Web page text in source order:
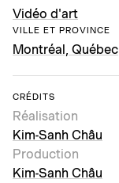
Vidéo d'art
VILLE ET PROVINCE
Montréal, Québec
CRÉDITS
Réalisation
Kim-Sanh Châu
Production
Kim-Sanh Châu